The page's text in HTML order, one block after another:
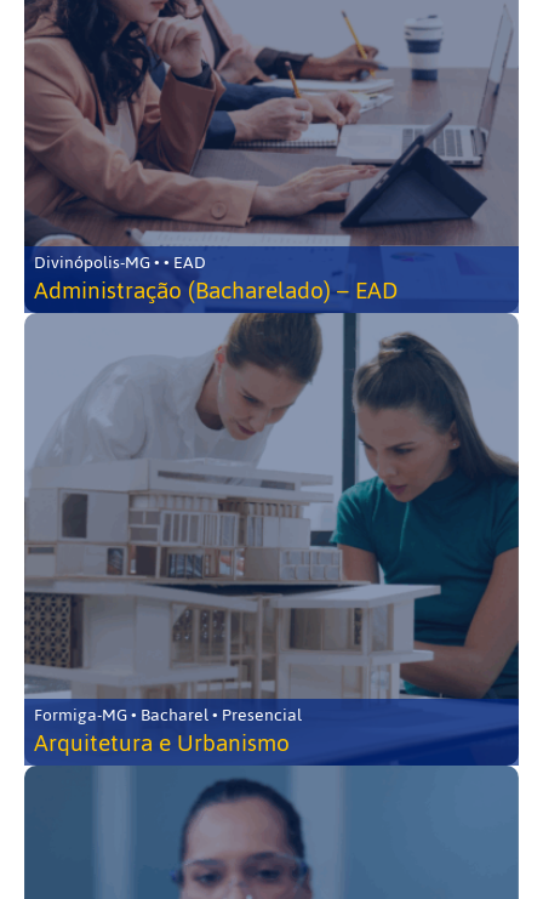
Divinópolis-MG • • EAD
Administração (Bacharelado) – EAD
Formiga-MG • Bacharel • Presencial
Arquitetura e Urbanismo